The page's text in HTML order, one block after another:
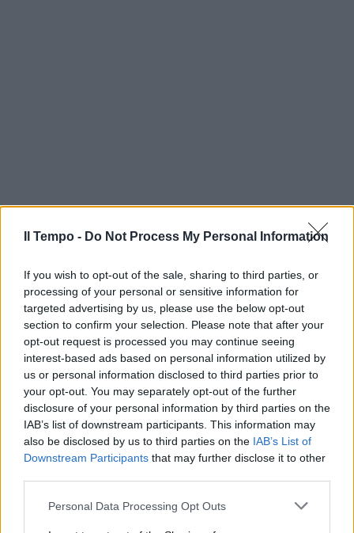
Il Tempo - Do Not Process My Personal Information
If you wish to opt-out of the sale, sharing to third parties, or
processing of your personal or sensitive information for
targeted advertising by us, please use the below opt-out
section to confirm your selection. Please note that after your
opt-out request is processed you may continue seeing
interest-based ads based on personal information utilized by
us or personal information disclosed to third parties prior to
your opt-out. You may separately opt-out of the further
disclosure of your personal information by third parties on the
IAB’s list of downstream participants. This information may
also be disclosed by us to third parties on the IAB’s List of
Downstream Participants that may further disclose it to other
Personal Data Processing Opt Outs